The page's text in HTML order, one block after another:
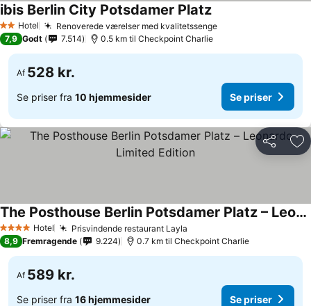
2 Stjerner
Hotel Renoverede værelser med kvalitetssenge
ibis Berlin City Potsdamer Platz
7,9 Godt 7.514 0.5 km til Checkpoint Charlie
Af 528 kr.
Se priser fra 10 hjemmesider Se priser
Del
4 StjernerHotel Prisvindende restaurant Layla
The Posthouse Berlin Potsdamer Platz – Leonardo Limited Edition
8,9 Fremragende 9.224 0.7 km til Checkpoint Charlie
Af 589 kr.
Se priser fra 16 hjemmesider Se priser